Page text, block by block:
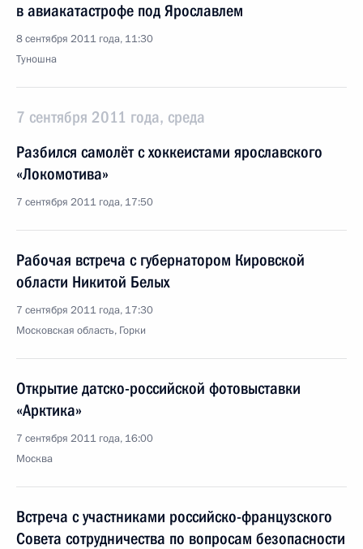
в авиакатастрофе под Ярославлем
8 сентября 2011 года, 11:30
Туношна
7 сентября 2011 года, среда
Разбился самолёт с хоккеистами ярославского
«Локомотива»
7 сентября 2011 года, 17:50
Рабочая встреча с губернатором Кировской
области Никитой Белых
7 сентября 2011 года, 17:30
Московская область, Горки
Открытие датско-российской фотовыставки
«Арктика»
7 сентября 2011 года, 16:00
Москва
Встреча с участниками российско-французского
Совета сотрудничества по вопросам безопасности